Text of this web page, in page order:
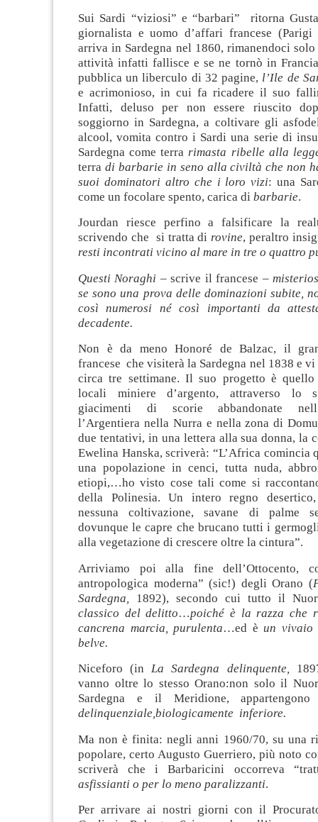
Sui Sardi “viziosi” e “barbari” ritorna
giornalista e uomo d’affari francese (Parigi
arriva in Sardegna nel 1860, rimanendoci
attività infatti fallisce e se ne tornò in
pubblica un liberculo di 32 pagine, l’Ile de
e acrimonioso, in cui fa ricadere il suo
Infatti, deluso per non essere riuscito
soggiorno in Sardegna, a coltivare gli
alcool, vomita contro i Sardi una serie di
Sardegna come terra rimasta ribelle alla
terra di barbarie in seno alla civiltà che non
suoi dominatori altro che i loro vizi: una
come un focolare spento, carica di barbarie.
Jourdan riesce perfino a falsificare la
scrivendo che si tratta dirovine, peraltro
resti incontrati vicino al mare in tre o quattro
Questi Noraghi – scrive il francese –
se so­no una prova delle dominazioni subite,
così numerosi né così importanti da
decadente.
Non è da meno Honoré de Balzac, il
francese che visiterà la Sardegna nel 1838 e
circa tre settimane. Il suo progetto è
locali miniere d’argento, attraverso lo
giacimenti di scorie abbandonate
l’Argentiera nella Nurra e nella zona di
due tentativi, in una lettera alla sua donna, la
Ewelina Hanska, scriverà: “L’Africa comincia
una popolazione in cenci, tutta nuda,
etiopi,…ho visto cose tali come si
della Polinesia. Un intero regno
nessuna coltivazione, savane di palme
dovunque le capre che brucano tutti i
alla vegetazione di crescere oltre la cintura”.
Arriviamo poi alla fine dell’Ottocento,
antropologica moderna” (sic!) degli Orano (
Sardegna,
1892), secondo cui tutto il
classico del delitto…poiché è la razza che
cancrena marcia, purulenta…ed è un vivaio
belve.
Niceforo (inLa Sardegna delinquente,
vanno oltre lo stesso Orano:non solo il
Sardegna e il Meridione,
delinquenziale,biologicamente inferiore.
Ma non è finita: negli anni 1960/70, su una
popolare, certo Augusto Guerriero, più noto
scriverà che i Barbaricini occorreva
asfissianti o per lo meno paralizzanti.
Per arrivare ai nostri giorni con il